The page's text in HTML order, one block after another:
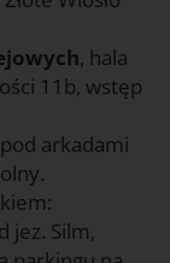
, hala
11b, wstęp
arkadami
jez. Silm,